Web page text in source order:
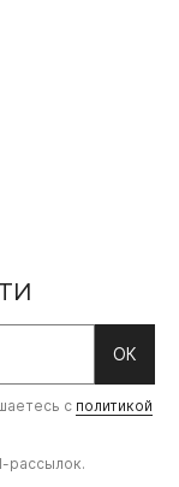
ОК
с политикой
рассылок.